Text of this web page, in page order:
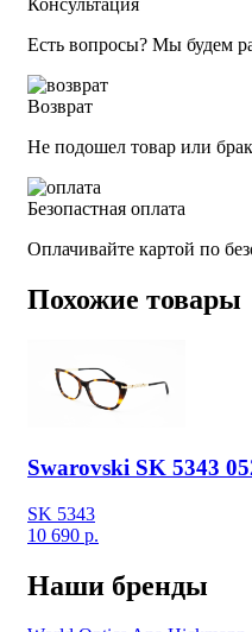
Есть вопросы? Мы будем
Возврат
Не подошел товар или
Безопастная оплата
Оплачивайте картой по
Похожие товары
Swarovski SK 5343
SK 5343
10 690 р.
Наши бренды